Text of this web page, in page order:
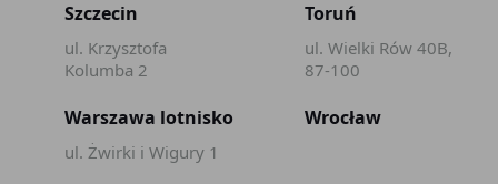
Szczecin
ul. Krzysztofa
Kolumba 2
Toruń
ul. Wielki Rów 40B,
87-100
Warszawa lotnisko
ul. Żwirki i Wigury 1
Wrocław